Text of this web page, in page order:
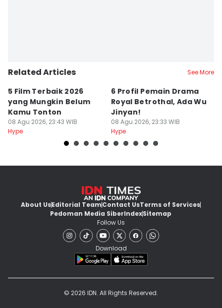
Related Articles See More
5 Film Terbaik 2026
yang Mungkin Belum
Kamu Tonton
08 Agu 2026, 23:43 WIB
Hype
6 Profil Pemain Drama
Royal Betrothal, Ada Wu
Jinyan!
08 Agu 2026, 23:33 WIB
Hype
About UsEditorial TeamContact UsTerms of Services
Pedoman Media SiberIndexSitemap
Follow Us
Download
© 2026 IDN. All Rights Reserved.